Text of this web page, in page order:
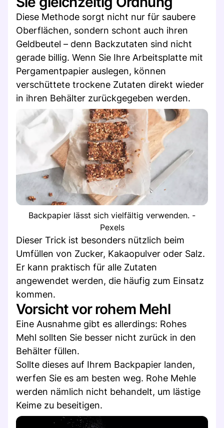
Diese Methode sorgt nicht nur für saubere
Oberflächen, sondern schont auch ihren
Geldbeutel – denn Backzutaten sind nicht
gerade billig. Wenn Sie Ihre Arbeitsplatte mit
Pergamentpapier auslegen, können
verschüttete trockene Zutaten direkt wieder
in ihren Behälter zurückgegeben werden.
Backpapier lässt sich vielfältig verwenden. -
Pexels
Dieser Trick ist besonders nützlich beim
Umfüllen von Zucker, Kakaopulver oder Salz.
Er kann praktisch für alle Zutaten
angewendet werden, die häufig zum Einsatz
kommen.
Vorsicht vor rohem Mehl
Eine Ausnahme gibt es allerdings: Rohes
Mehl sollten Sie besser nicht zurück in den
Behälter füllen.
Sollte dieses auf Ihrem Backpapier landen,
werfen Sie es am besten weg. Rohe Mehle
werden nämlich nicht behandelt, um lästige
Keime zu beseitigen.